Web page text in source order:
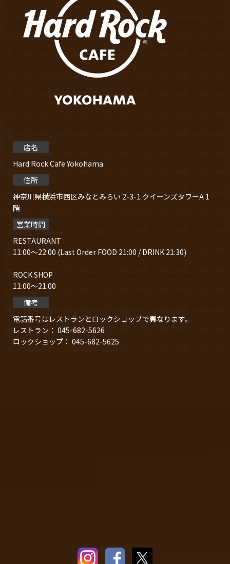
店名
Hard Rock Cafe Yokohama
住所
神奈川県横浜市⻄区みなとみらい 2-3-1 クイーンズタワーA 1
階
営業時間
RESTAURANT
11:00～22:00 (Last Order FOOD 21:00 / DRINK 21:30)
ROCK SHOP
11:00～21:00
備考
電話番号はレストランとロックショップで異なります。
レストラン： 045-682-5626
ロックショップ： 045-682-5625